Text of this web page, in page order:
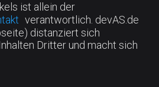
ist allein der
verantwortlich. devAS.de
distanziert sich
Dritter und macht sich